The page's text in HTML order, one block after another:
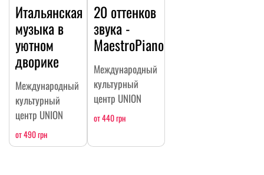
Итальянская
музыка в
уютном
дворике
Международный
культурный
центр UNION
от 490 грн
20 оттенков
звука -
MaestroPiano
Международный
культурный
центр UNION
от 440 грн